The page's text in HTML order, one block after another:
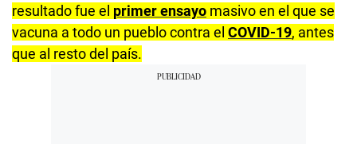
resultado fue el primer ensayo masivo en el que se
vacuna a todo un pueblo contra el COVID-19, antes
que al resto del país.